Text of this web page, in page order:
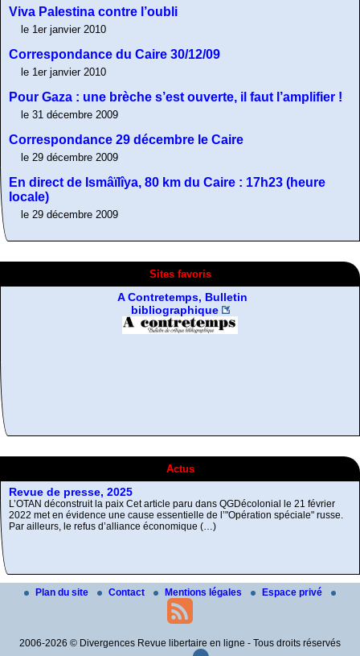
Viva Palestina contre l’oubli
le 1er janvier 2010
Correspondance du Caire 30/12/09
le 1er janvier 2010
Pour Gaza : une brèche s’est ouverte, il faut l’amplifier !
le 31 décembre 2009
Correspondance 29 décembre le Caire
le 29 décembre 2009
En direct de Ismâïlîya, 80 km du Caire : 17h23 (heure
locale)
le 29 décembre 2009
Sites favoris
bibliographique
De la désobeissance
Résistance non-
Actus
L’OTAN déconstruit la paix Cet article paru dans QGDécolonial le 21 février
2022 met en évidence une cause essentielle de l’"Opération spéciale" russe.
Par ailleurs, le refus d’alliance économique (…)
Plan du site Contact Mentions légales Espace privé
2006-2026 © Divergences Revue libertaire en ligne - Tous droits réservés